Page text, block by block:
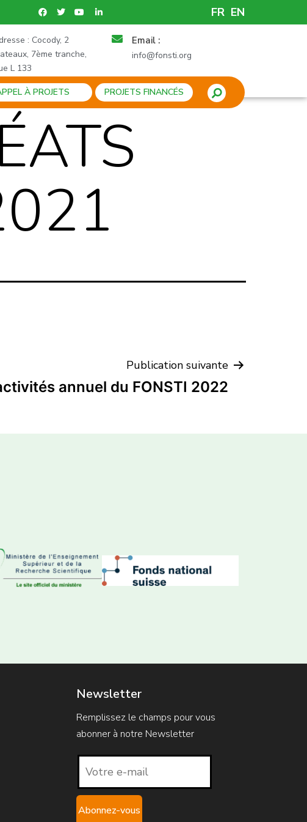
FR EN
: Cocody, 2
7ème tranche,
L 133
Email :
info@fonsti.org
À PROJETS PROJETS FINANCÉS
Publication suivante
annuel du FONSTI 2022
Newsletter
Remplissez le champs pour vous
abonner à notre Newsletter